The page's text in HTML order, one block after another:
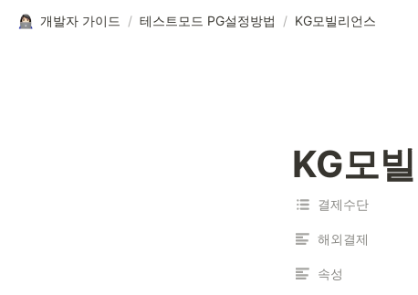
개발자 가이드 / 테스트모드 PG설정방법 / KG모빌리언스
KG모
결제수단
해외결제
속성